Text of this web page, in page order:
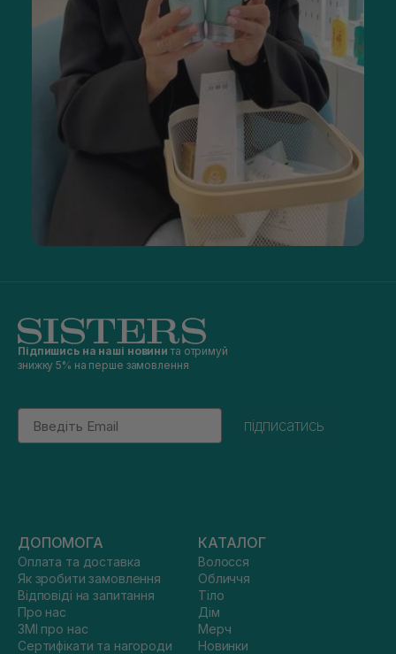
Підпишись на наші новини та отримуй
знижку 5% на перше замовлення
Email
підписатись
ДОПОМОГА
Оплата та доставка
Як зробити замовлення
Відповіді на запитання
Про нас
ЗМІ про нас
Сертифікати та нагороди
КАТАЛОГ
Волосся
Обличчя
Тіло
Дім
Мерч
Новинки